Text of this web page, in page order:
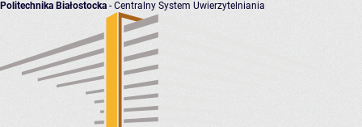
Politechnika Białostocka - Centralny System Uwierzytelniania